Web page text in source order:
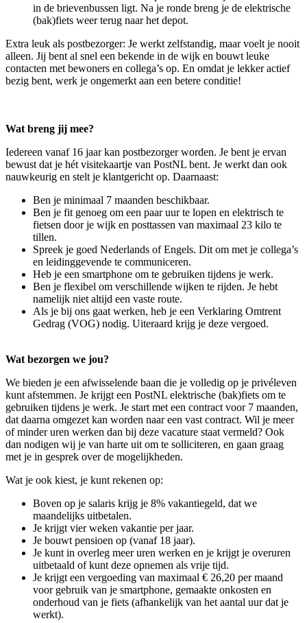
in de brievenbussen ligt. Na je ronde breng je de elektrische
(bak)fiets weer terug naar het depot.
Extra leuk als postbezorger: Je werkt zelfstandig, maar voelt je nooit
alleen. Jij bent al snel een bekende in de wijk en bouwt leuke
contacten met bewoners en collega’s op. En omdat je lekker actief
bezig bent, werk je ongemerkt aan een betere conditie!
Wat breng jij mee?
Iedereen vanaf 16 jaar kan postbezorger worden. Je bent je ervan
bewust dat je hét visitekaartje van PostNL bent. Je werkt dan ook
nauwkeurig en stelt je klantgericht op. Daarnaast:
Ben je minimaal 7 maanden beschikbaar.
Ben je fit genoeg om een paar uur te lopen en elektrisch te
fietsen door je wijk en posttassen van maximaal 23 kilo te
tillen.
Spreek je goed Nederlands of Engels. Dit om met je collega’s
en leidinggevende te communiceren.
Heb je een smartphone om te gebruiken tijdens je werk.
Ben je flexibel om verschillende wijken te rijden. Je hebt
namelijk niet altijd een vaste route.
Als je bij ons gaat werken, heb je een Verklaring Omtrent
Gedrag (VOG) nodig. Uiteraard krijg je deze vergoed.
Wat bezorgen we jou?
We bieden je een afwisselende baan die je volledig op je privéleven
kunt afstemmen. Je krijgt een PostNL elektrische (bak)fiets om te
gebruiken tijdens je werk. Je start met een contract voor 7 maanden,
dat daarna omgezet kan worden naar een vast contract. Wil je meer
of minder uren werken dan bij deze vacature staat vermeld? Ook
dan nodigen wij je van harte uit om te solliciteren, en gaan graag
met je in gesprek over de mogelijkheden.
Wat je ook kiest, je kunt rekenen op:
Boven op je salaris krijg je 8% vakantiegeld, dat we
maandelijks uitbetalen.
Je krijgt vier weken vakantie per jaar.
Je bouwt pensioen op (vanaf 18 jaar).
Je kunt in overleg meer uren werken en je krijgt je overuren
uitbetaald of kunt deze opnemen als vrije tijd.
Je krijgt een vergoeding van maximaal € 26,20 per maand
voor gebruik van je smartphone, gemaakte onkosten en
onderhoud van je fiets (afhankelijk van het aantal uur dat je
werkt).